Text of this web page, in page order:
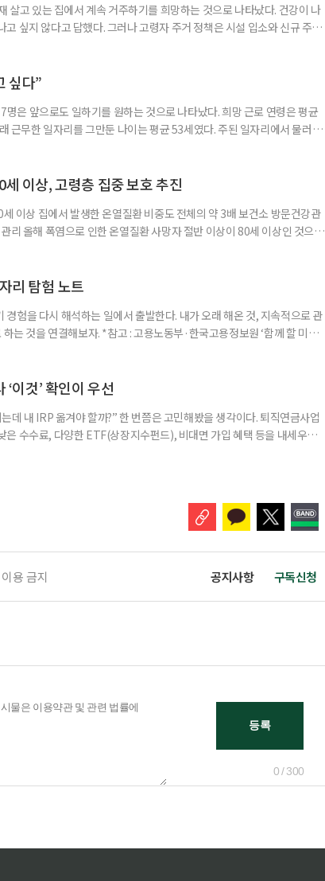
살고 있는 집에서 계속 거주하기를 희망하는 것으로 나타났다. 건강이 나
싶지 않다고 답했다. 그러나 고령자 주거 정책은 시설 입소와 신규 주택
고령자 주거-돌봄 협업 체계 구축 방안’ 보고서는 고
싶다”
은 앞으로도 일하기를 원하는 것으로 나타났다. 희망 근로 연령은 평균
근무한 일자리를 그만둔 나이는 평균 53세였다. 주된 일자리에서 물러난
했다. 15세 이상 인구에서 차지하는 비중은
이상, 고령층 집중 보호 추진
이상 집에서 발생한 온열질환 비중도 전체의 약 3배 보건소 방문건강관
리 올해 폭염으로 인한 온열질환 사망자 절반 이상이 80세 이상인 것으로
300명(12.3%)으로 집계됐다. 연령별 환자 수
리 탐험 노트
경험을 다시 해석하는 일에서 출발한다. 내가 오래 해온 것, 지속적으로 관
는 것을 연결해보자. *참고 : 고용노동부·한국고용정보원 ‘함께 할 미래
▷ 그중 내가 직접 해볼 만
‘이것’ 확인이 우선
데 내 IRP 옮겨야 할까?” 한 번쯤은 고민해봤을 생각이다. 퇴직연금사업
은 수수료, 다양한 ETF(상장지수펀드), 비대면 가입 혜택 등을 내세우며
용 금지 공지사항 구독신청
0 / 300